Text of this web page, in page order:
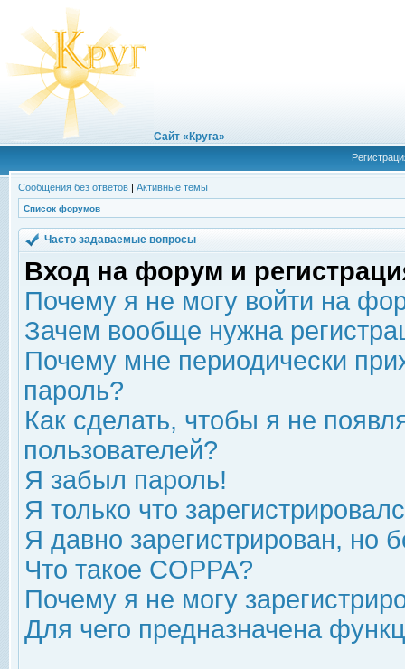
Сайт «Круга»
Сообщения без ответов | Активные темы
Список форумов
Часто задаваемые вопросы
Вход на форум и
Почему я не могу войти на
Зачем вообще нужна
Почему мне периодически
пароль?
Как сделать, чтобы я не
пользователей?
Я забыл пароль!
Я только что
Я давно зарегистрирован, но
Что такое COPPA?
Почему я не могу
Для чего предназначена